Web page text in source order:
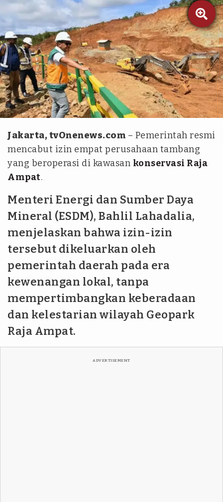

dok. Kementerian ESDM
Jakarta, tvOnenews.com – Pemerintah resmi
mencabut izin empat perusahaan tambang
yang beroperasi di kawasan konservasi Raja
Ampat.
Menteri Energi dan Sumber Daya
Mineral (ESDM), Bahlil Lahadalia,
menjelaskan bahwa izin-izin
tersebut dikeluarkan oleh
pemerintah daerah pada era
kewenangan lokal, tanpa
mempertimbangkan keberadaan
dan kelestarian wilayah Geopark
Raja Ampat.
ADVERTISEMENT